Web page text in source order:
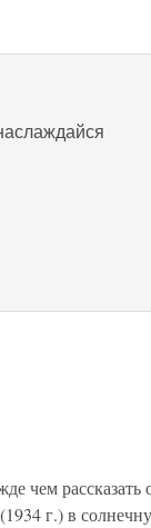
чем рассказать
(1934 г.) в